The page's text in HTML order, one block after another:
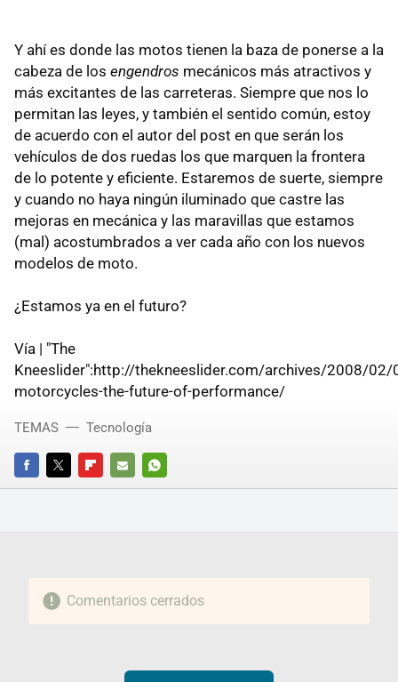
Y ahí es donde las motos tienen la baza de ponerse a la
cabeza de los engendros mecánicos más atractivos y
más excitantes de las carreteras. Siempre que nos lo
permitan las leyes, y también el sentido común, estoy
de acuerdo con el autor del post en que serán los
vehículos de dos ruedas los que marquen la frontera
de lo potente y eficiente. Estaremos de suerte, siempre
y cuando no haya ningún iluminado que castre las
mejoras en mecánica y las maravillas que estamos
(mal) acostumbrados a ver cada año con los nuevos
modelos de moto.
¿Estamos ya en el futuro?
Vía | "The
Kneeslider":http://thekneeslider.com/archives/2008/02/
motorcycles-the-future-of-performance/
FACEBOOKTWITTERFLIPBOARD
E-
WHATSAPP
TEMAS Tecnología
Comentarios cerrados